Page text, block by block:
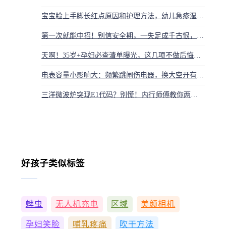
好孩子类似标签
蜱虫 无人机充电 区域 美颜相机
孕妇笑脸 哺乳疼痛 吹干方法